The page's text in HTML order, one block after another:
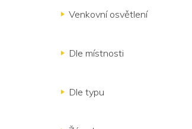
Venkovní osvětlení
Dle místnosti
Dle typu